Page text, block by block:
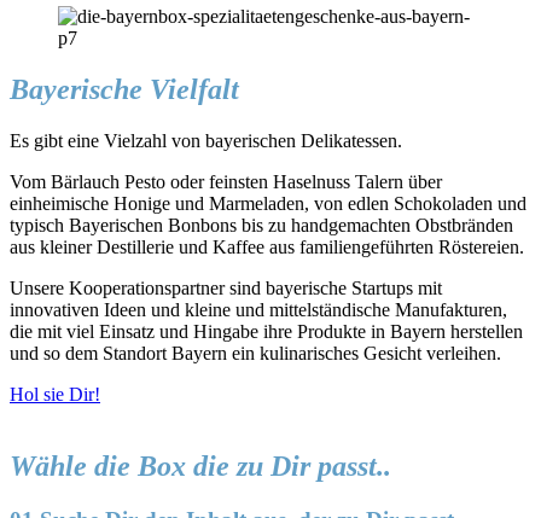
Bayerische Vielfalt
Es gibt eine Vielzahl von bayerischen Delikatessen.
Vom Bärlauch Pesto oder feinsten Haselnuss Talern über
einheimische Honige und Marmeladen, von edlen Schokoladen und
typisch Bayerischen Bonbons bis zu handgemachten Obstbränden
aus kleiner Destillerie und Kaffee aus familiengeführten Röstereien.
Unsere Kooperationspartner sind bayerische Startups mit
innovativen Ideen und kleine und mittelständische Manufakturen,
die mit viel Einsatz und Hingabe ihre Produkte in Bayern herstellen
und so dem Standort Bayern ein kulinarisches Gesicht verleihen.
Hol sie Dir!
Wähle die Box die zu Dir passt..